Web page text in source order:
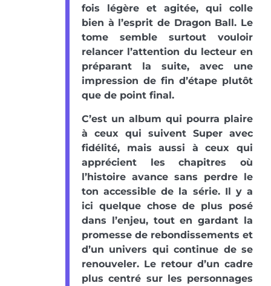
fois légère et agitée, qui colle
bien à l’esprit de Dragon Ball. Le
tome semble surtout vouloir
relancer l’attention du lecteur en
préparant la suite, avec une
impression de fin d’étape plutôt
que de point final.
C’est un album qui pourra plaire
à ceux qui suivent Super avec
fidélité, mais aussi à ceux qui
apprécient les chapitres où
l’histoire avance sans perdre le
ton accessible de la série. Il y a
ici quelque chose de plus posé
dans l’enjeu, tout en gardant la
promesse de rebondissements et
d’un univers qui continue de se
renouveler. Le retour d’un cadre
plus centré sur les personnages